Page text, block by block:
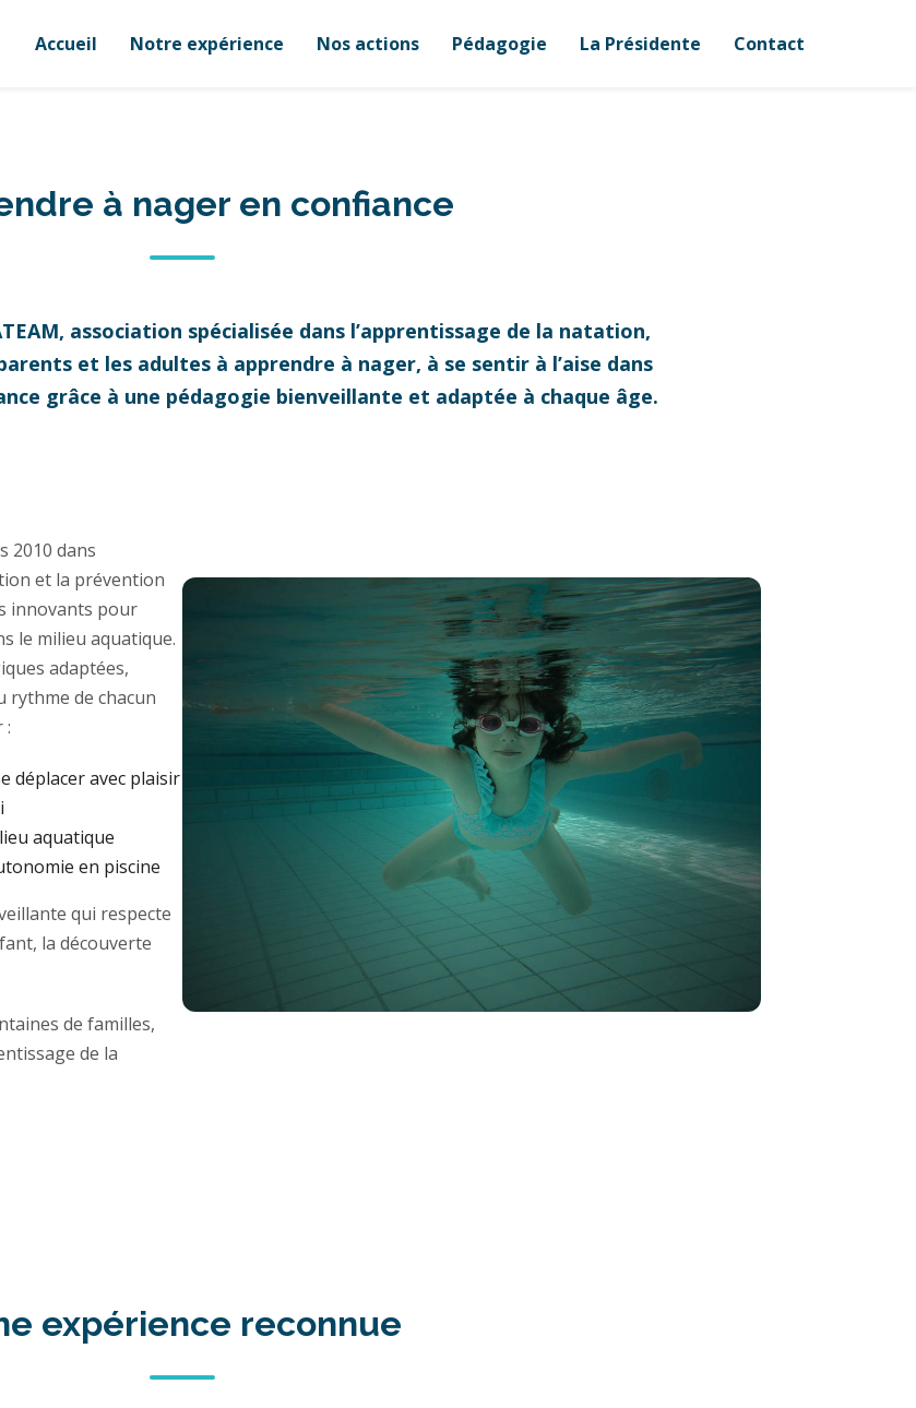
Accueil Notre expérience Nos actions Pédagogie La Présidente Contact
à nager en confiance
association spécialisée dans l’apprentissage de la natation,
et les adultes à apprendre à nager, à se sentir à l’aise dans
grâce à une pédagogie bienveillante et adaptée à chaque âge.
2010 dans
et la prévention
innovants pour
le milieu aquatique.
adaptées,
rythme de chacun
:
déplacer avec plaisir
aquatique
en piscine
qui respecte
la découverte
de familles,
de la
expérience reconnue